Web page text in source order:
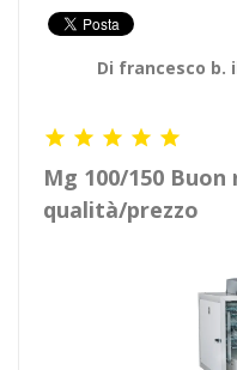
Di francesco b.
    
Mg 100/150
qualità/prezzo